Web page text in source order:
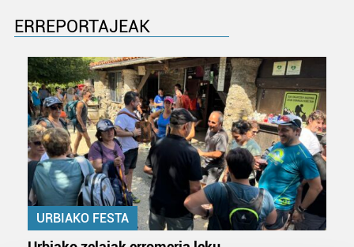
ERREPORTAJEAK
URBIAKO FESTA